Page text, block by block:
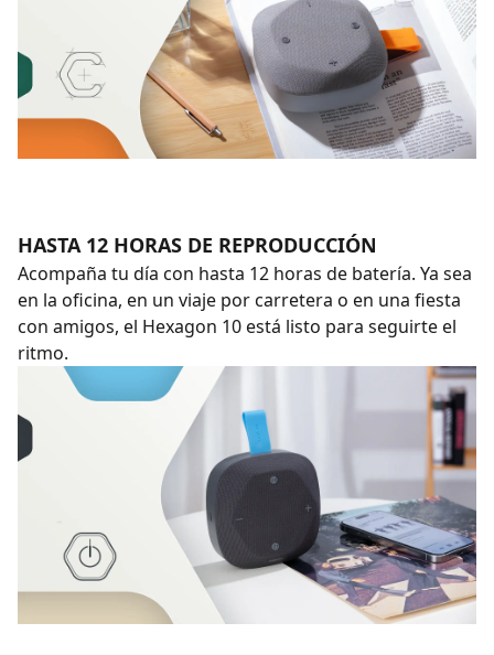
HASTA 12 HORAS DE REPRODUCCIÓN
Acompaña tu día con hasta 12 horas de batería. Ya sea
en la oficina, en un viaje por carretera o en una fiesta
con amigos, el Hexagon 10 está listo para seguirte el
ritmo.